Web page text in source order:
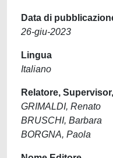
Data di
26-giu-2023
Lingua
Italiano
Relatore,
GRIMALDI, Renato
BRUSCHI, Barbara
BORGNA, Paola